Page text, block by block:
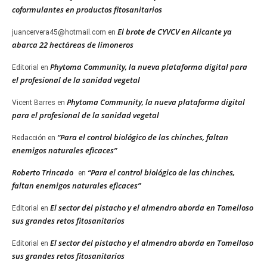
coformulantes en productos fitosanitarios
juancervera45@hotmail.com en El brote de CYVCV en Alicante ya
abarca 22 hectáreas de limoneros
Editorial en Phytoma Community, la nueva plataforma digital para
el profesional de la sanidad vegetal
Vicent Barres en Phytoma Community, la nueva plataforma digital
para el profesional de la sanidad vegetal
Redacción en “Para el control biológico de las chinches, faltan
enemigos naturales eficaces”
Roberto Trincado en “Para el control biológico de las chinches,
faltan enemigos naturales eficaces”
Editorial en El sector del pistacho y el almendro aborda en Tomelloso
sus grandes retos fitosanitarios
Editorial en El sector del pistacho y el almendro aborda en Tomelloso
sus grandes retos fitosanitarios